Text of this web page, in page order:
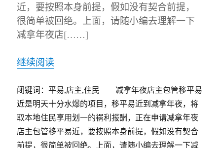
近，要按照本身前提，假如没有契合前提，
很简单被回绝。上面，请随小编去理解一下
减拿年夜店[……]
继续阅读
闭键词：平易,店主,住民 减拿年夜店主包管移平易
近是明天十分水爆的项目，移平易近到减拿年夜，将
取本地住民享用划一的祸利报酬，正在申请减拿年夜
店主包管移平易近，要按照本身前提，假如没有契合
前提，很简单被回绝。上面，请随小编去理解一下减